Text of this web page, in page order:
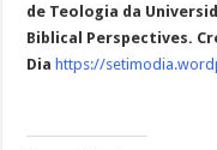
de Teologia da
Biblical Perspectives.
Diahttps://